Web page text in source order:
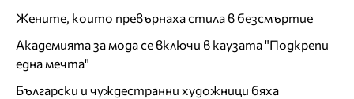
Жените, които превърнаха стила в безсмъртие
Академията за мода се включи в каузата "Подкрепи
една мечта"
Български и чуждестранни художници бяха